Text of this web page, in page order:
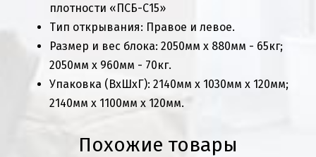
плотности «ПСБ-С15»
Тип открывания: Правое и левое.
Размер и вес блока: 2050мм х 880мм - 65кг;
2050мм х 960мм - 70кг.
Упаковка (ВхШхГ): 2140мм х 1030мм х 120мм;
2140мм х 1100мм х 120мм.
Похожие товары